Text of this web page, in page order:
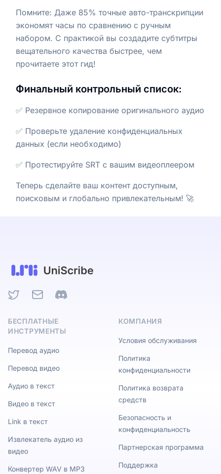
Помните: Даже 85% точные авто-транскрипции
экономят часы по сравнению с ручным
набором. С практикой вы создадите субтитры
вещательного качества быстрее, чем
прочитаете этот гид!
Финальный контрольный список:
✅ Резервное копирование оригинального аудио
✅ Проверьте удаление конфиденциальных
данных (если необходимо)
✅ Протестируйте SRT с вашим видеоплеером
Теперь сделайте ваш контент доступным,
поисковым и глобально привлекательным! 🚀
TwitterEmail Discord
БЕСПЛАТНЫЕ
ИНСТРУМЕНТЫ
Перевод аудио
Перевод видео
Аудио в текст
Видео в текст
Link в текст
Извлекатель аудио из
видео
Конвертер WAV в MP3
КОМПАНИЯ
Условия обслуживания
Политика
конфиденциальности
Политика возврата
средств
Безопасность и
конфиденциальность
Партнерская программа
Поддержка